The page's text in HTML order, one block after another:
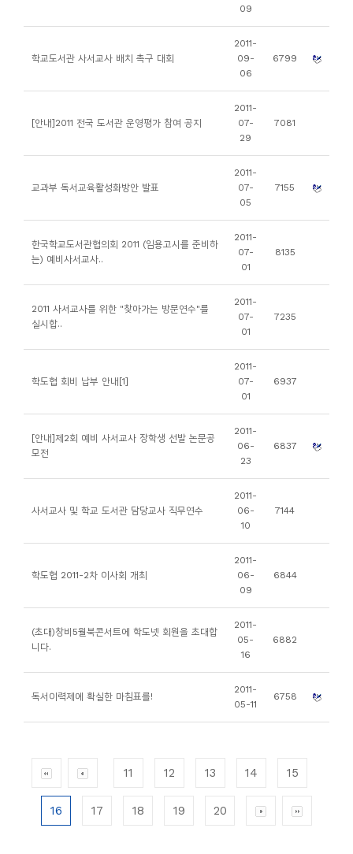
09
학교도서관 사서교사 배치 촉구 대회
2011-
09-
06
6799
[안내]2011 전국 도서관 운영평가 참여 공지
2011-
07-
29
7081
교과부 독서교육활성화방안 발표
2011-
07-
05
7155
한국학교도서관협의회 2011 (임용고시를 준비하
는) 예비사서교사..
2011-
07-
01
8135
2011 사서교사를 위한 "찾아가는 방문연수"를
실시합..
2011-
07-
01
7235
학도협 회비 납부 안내[1]
2011-
07-
01
6937
[안내]제2회 예비 사서교사 장학생 선발 논문공
모전
2011-
06-
23
6837
사서교사 및 학교 도서관 담당교사 직무연수
2011-
06-
10
7144
학도협 2011-2차 이사회 개최
2011-
06-
09
6844
(초대)창비5월북콘서트에 학도넷 회원을 초대합
니다.
2011-
05-
16
6882
독서이력제에 확실한 마침표를!
2011-
05-11
6758
11 12 13 14 15
16 17 18 19 20
실
소
서